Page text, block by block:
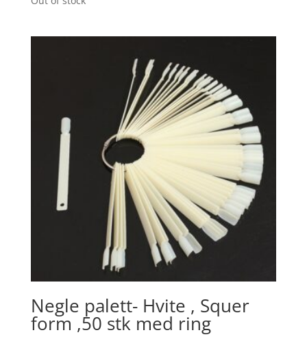
Negle palett- Hvite , Squer
form ,50 stk med ring